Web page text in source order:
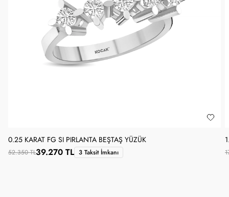
0.25 KARAT FG SI PIRLANTA BEŞTAŞ YÜZÜK
52.350 TL39.270 TL 3 Taksit İmkanı